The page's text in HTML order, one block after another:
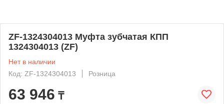
ZF-1324304013 Муфта зубчатая КПП
1324304013 (ZF)
Нет в наличии
Код: ZF-1324304013
Розница
63 946 ₸